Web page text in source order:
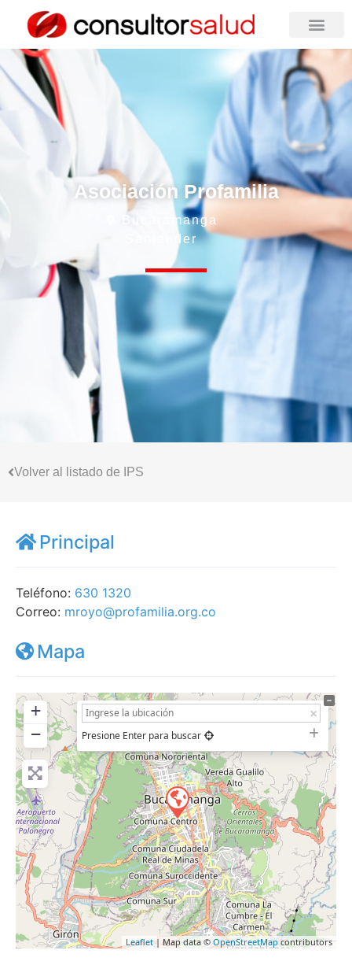
Asociación Profamilia
Bucaramanga
Santander
Volver al listado de IPS
Principal
Teléfono: 630 1320
Correo: mroyo@profamilia.org.co
Mapa
+
−
Presione Enter para buscar
Leaflet| Map data © OpenStreetMapcontributors